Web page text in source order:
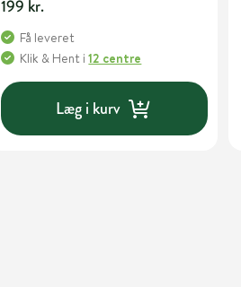
199 kr.
Få leveret
Klik & Hent i12 centre
Læg i kurv